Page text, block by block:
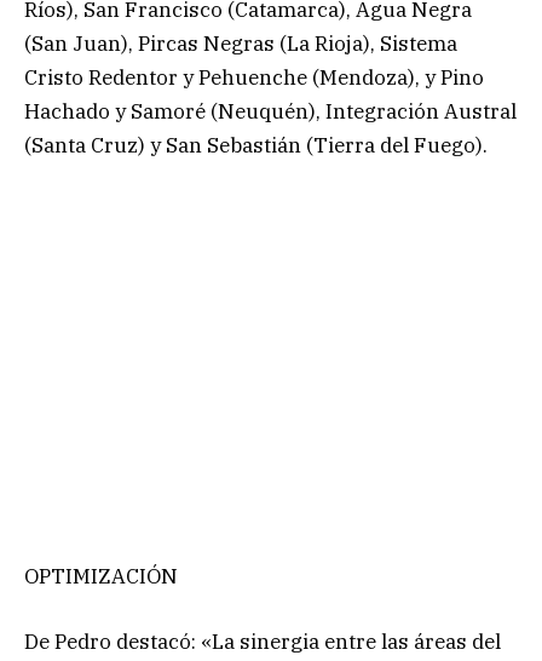
Ríos), San Francisco (Catamarca), Agua Negra
(San Juan), Pircas Negras (La Rioja), Sistema
Cristo Redentor y Pehuenche (Mendoza), y Pino
Hachado y Samoré (Neuquén), Integración Austral
(Santa Cruz) y San Sebastián (Tierra del Fuego).
OPTIMIZACIÓN
De Pedro destacó: «La sinergia entre las áreas del